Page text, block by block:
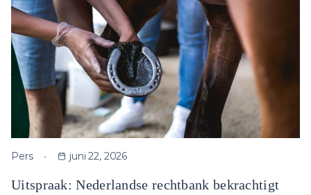
Pers juni 22, 2026
Uitspraak: Nederlandse rechtbank bekrachtigt